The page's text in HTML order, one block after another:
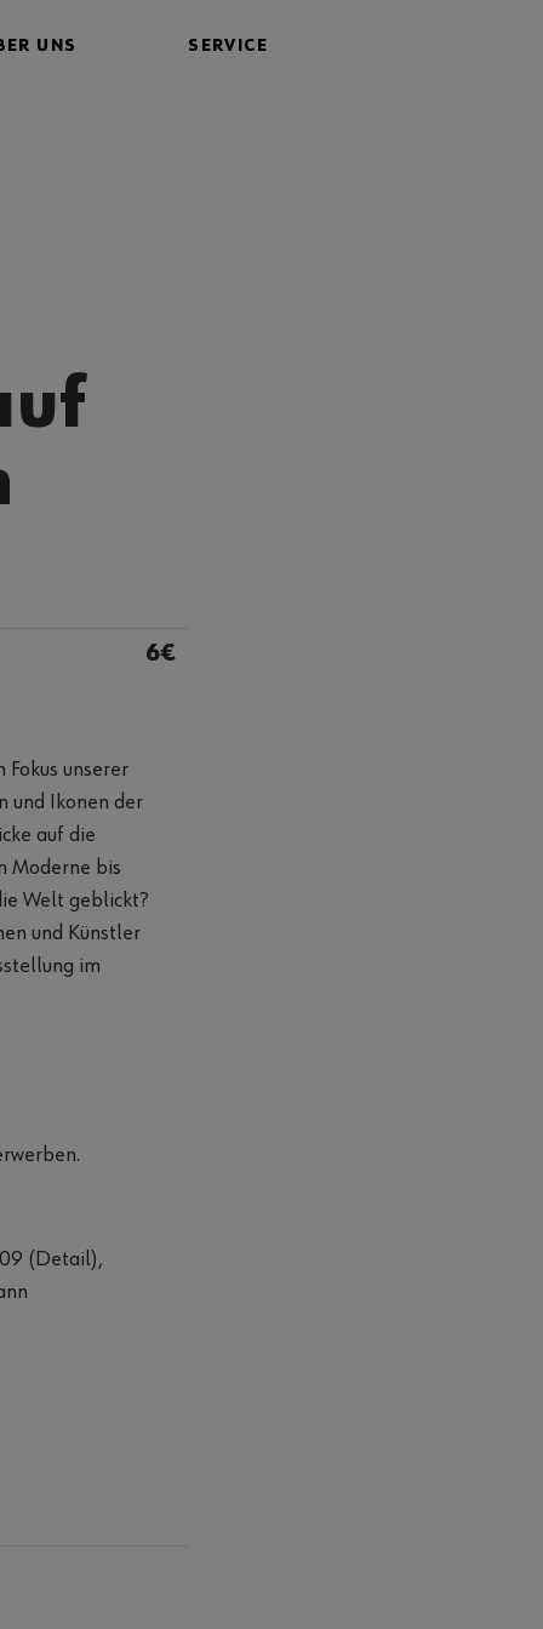
UNS SERVICE
6€
unserer
und Ikonen der
auf die
Moderne bis
Welt geblickt?
und Künstler
im
(Detail),